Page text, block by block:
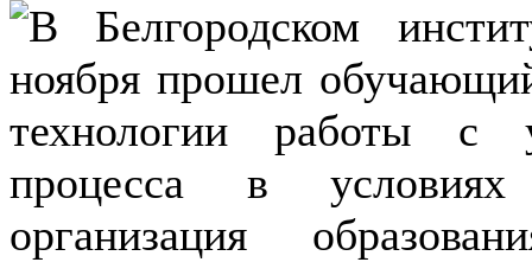
В Белгородском
ноября прошел
технологии работы с
процесса в условиях
организация